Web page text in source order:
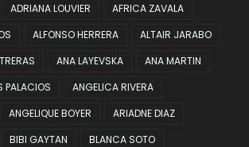
ADRIANA LOUVIER
AFRICA ZAVALA
ALFONSO HERRERA
ALTAIR JARABO
ANA LAYEVSKA
ANA MARTIN
PALACIOS
ANGELICA RIVERA
ANGELIQUE BOYER
ARIADNE DIAZ
BIBI GAYTAN
BLANCA SOTO